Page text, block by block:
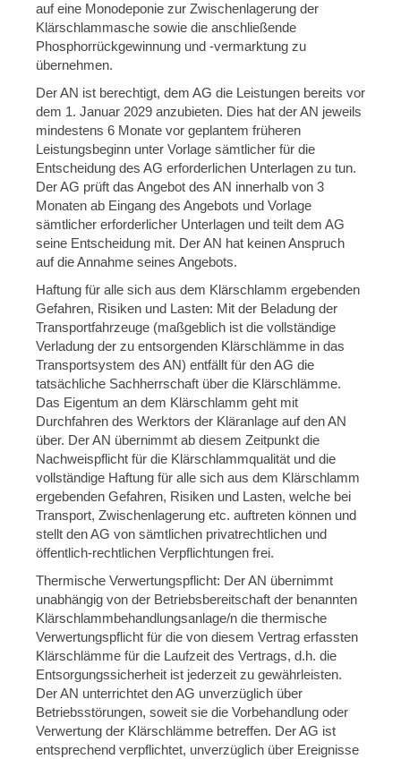
auf eine Monodeponie zur Zwischenlagerung der
Klärschlammasche sowie die anschließende
Phosphorrückgewinnung und -vermarktung zu
übernehmen.
Der AN ist berechtigt, dem AG die Leistungen bereits vor
dem 1. Januar 2029 anzubieten. Dies hat der AN jeweils
mindestens 6 Monate vor geplantem früheren
Leistungsbeginn unter Vorlage sämtlicher für die
Entscheidung des AG erforderlichen Unterlagen zu tun.
Der AG prüft das Angebot des AN innerhalb von 3
Monaten ab Eingang des Angebots und Vorlage
sämtlicher erforderlicher Unterlagen und teilt dem AG
seine Entscheidung mit. Der AN hat keinen Anspruch
auf die Annahme seines Angebots.
Haftung für alle sich aus dem Klärschlamm ergebenden
Gefahren, Risiken und Lasten: Mit der Beladung der
Transportfahrzeuge (maßgeblich ist die vollständige
Verladung der zu entsorgenden Klärschlämme in das
Transportsystem des AN) entfällt für den AG die
tatsächliche Sachherrschaft über die Klärschlämme.
Das Eigentum an dem Klärschlamm geht mit
Durchfahren des Werktors der Kläranlage auf den AN
über. Der AN übernimmt ab diesem Zeitpunkt die
Nachweispflicht für die Klärschlammqualität und die
vollständige Haftung für alle sich aus dem Klärschlamm
ergebenden Gefahren, Risiken und Lasten, welche bei
Transport, Zwischenlagerung etc. auftreten können und
stellt den AG von sämtlichen privatrechtlichen und
öffentlich-rechtlichen Verpflichtungen frei.
Thermische Verwertungspflicht: Der AN übernimmt
unabhängig von der Betriebsbereitschaft der benannten
Klärschlammbehandlungsanlage/n die thermische
Verwertungspflicht für die von diesem Vertrag erfassten
Klärschlämme für die Laufzeit des Vertrags, d.h. die
Entsorgungssicherheit ist jederzeit zu gewährleisten.
Der AN unterrichtet den AG unverzüglich über
Betriebsstörungen, soweit sie die Vorbehandlung oder
Verwertung der Klärschlämme betreffen. Der AG ist
entsprechend verpflichtet, unverzüglich über Ereignisse